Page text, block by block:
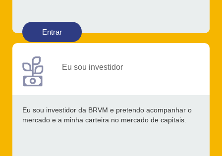
Entrar
Eu sou investidor
Eu sou investidor da BRVM e pretendo acompanhar o
mercado e a minha carteira no mercado de capitais.